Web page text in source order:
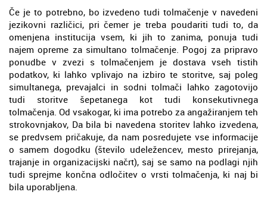
Če je to potrebno, bo izvedeno tudi tolmačenje v navedeni
jezikovni različici, pri čemer je treba poudariti tudi to, da
omenjena institucija vsem, ki jih to zanima, ponuja tudi
najem opreme za simultano tolmačenje. Pogoj za pripravo
ponudbe v zvezi s tolmačenjem je dostava vseh tistih
podatkov, ki lahko vplivajo na izbiro te storitve, saj poleg
simultanega, prevajalci in sodni tolmači lahko zagotovijo
tudi storitve šepetanega kot tudi konsekutivnega
tolmačenja. Od vsakogar, ki ima potrebo za angažiranjem teh
strokovnjakov, Da bila bi navedena storitev lahko izvedena,
se predvsem pričakuje, da nam posredujete vse informacije
o samem dogodku (število udeležencev, mesto prirejanja,
trajanje in organizacijski načrt), saj se samo na podlagi njih
tudi sprejme končna odločitev o vrsti tolmačenja, ki naj bi
bila uporabljena.